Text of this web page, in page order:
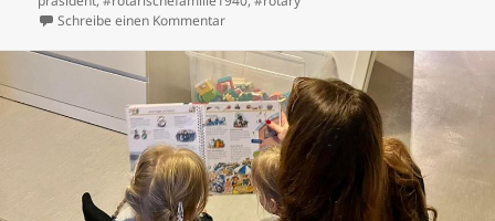
Schreibe einen Kommentarzu Zukunftsworkshop: Der Präsident von